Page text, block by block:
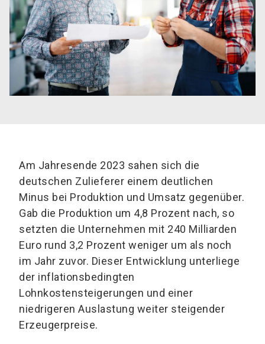
Am Jahresende 2023 sahen sich die
deutschen Zulieferer einem deutlichen
Minus bei Produktion und Umsatz gegenüber.
Gab die Produktion um 4,8 Prozent nach, so
setzten die Unternehmen mit 240 Milliarden
Euro rund 3,2 Prozent weniger um als noch
im Jahr zuvor. Dieser Entwicklung unterliege
der inflationsbedingten
Lohnkostensteigerungen und einer
niedrigeren Auslastung weiter steigender
Erzeugerpreise.